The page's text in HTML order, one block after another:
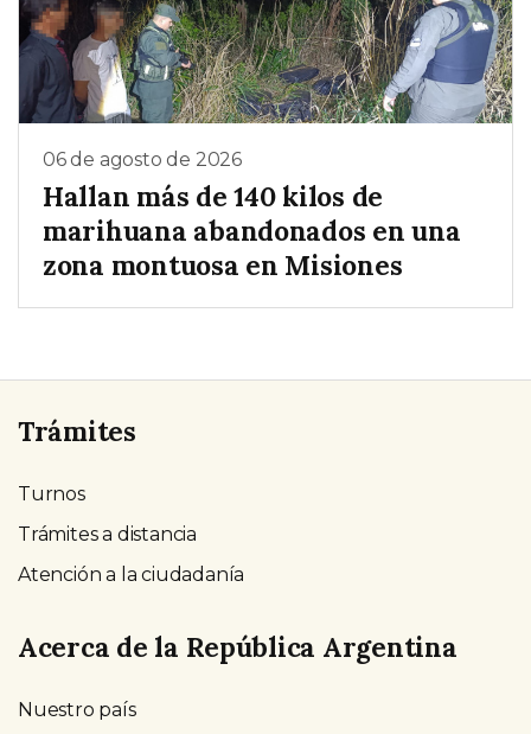
06 de agosto de 2026
Hallan más de 140 kilos de
marihuana abandonados en una
zona montuosa en Misiones
Trámites
Turnos
Trámites a distancia
Atención a la ciudadanía
Acerca de la República Argentina
Nuestro país